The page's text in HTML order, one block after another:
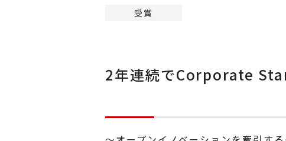
受賞
2年連続でCorporate